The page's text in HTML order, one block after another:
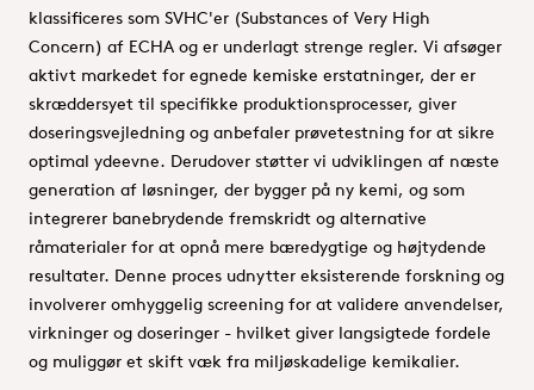
klassificeres som SVHC'er (Substances of Very High
Concern) af ECHA og er underlagt strenge regler. Vi afsøger
aktivt markedet for egnede kemiske erstatninger, der er
skræddersyet til specifikke produktionsprocesser, giver
doseringsvejledning og anbefaler prøvetestning for at sikre
optimal ydeevne. Derudover støtter vi udviklingen af næste
generation af løsninger, der bygger på ny kemi, og som
integrerer banebrydende fremskridt og alternative
råmaterialer for at opnå mere bæredygtige og højtydende
resultater. Denne proces udnytter eksisterende forskning og
involverer omhyggelig screening for at validere anvendelser,
virkninger og doseringer - hvilket giver langsigtede fordele
og muliggør et skift væk fra miljøskadelige kemikalier.